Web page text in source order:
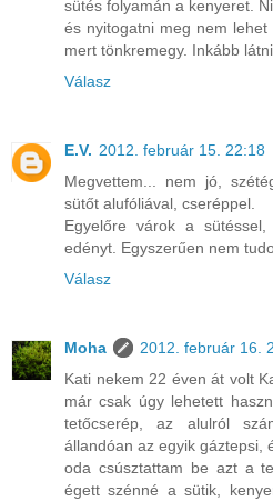
sütés folyamán a kenyeret.
és nyitogatni meg nem
mert tönkremegy. Inkább
Válasz
E.V. 2012. február 15. 22:18
Megvettem... nem jó,
sütőt alufóliával, cseréppel.
Egyelőre várok a
edényt. Egyszerűen nem
Válasz
Moha
2012. február 16.
Kati nekem 22 éven át volt
már csak úgy lehetett
tetőcserép, az alulról
állandóan az egyik gáztepsi,
oda csúsztattam be azt a
égett szénné a sütik,